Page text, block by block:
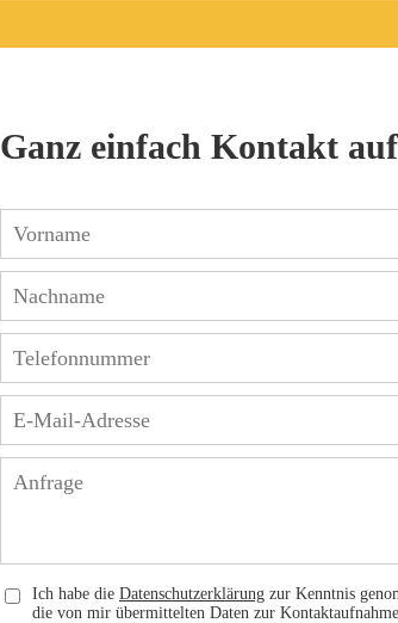
Ganz einfach Kontakt
Ich habe die Datenschutzerklärung zur Kenntnis
die von mir übermittelten Daten zur